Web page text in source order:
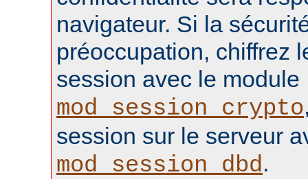
navigateur. Si la
préoccupation, chiffrez
session avec le module
mod_session_crypto
session sur le serveur
mod_session_dbd.